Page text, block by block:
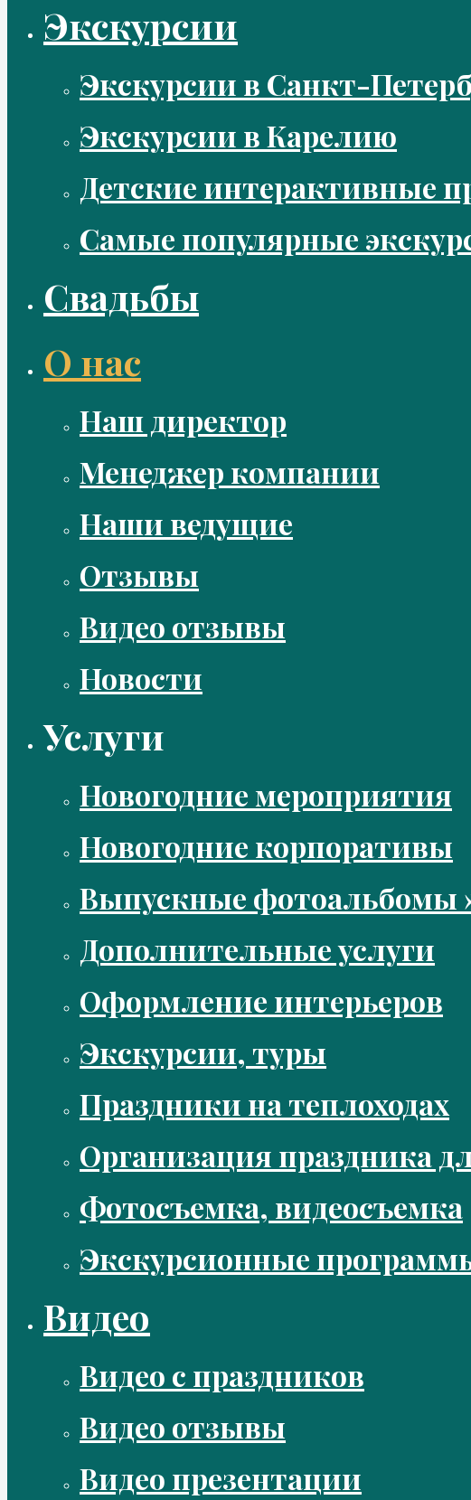
Экскурсии
Экскурсии в Санкт-
Экскурсии в Карелию
Детские интерактивные
Самые популярные
Свадьбы
О нас
Наш директор
Менеджер компании
Наши ведущие
Отзывы
Видео отзывы
Новости
Услуги
Новогодние мероприятия
Новогодние корпоративы
Выпускные фотоальбомы
Дополнительные услуги
Оформление интерьеров
Экскурсии, туры
Праздники на теплоходах
Организация праздника
Фотосъемка, видеосъемка
Экскурсионные
Видео
Видео с праздников
Видео отзывы
Видео презентации